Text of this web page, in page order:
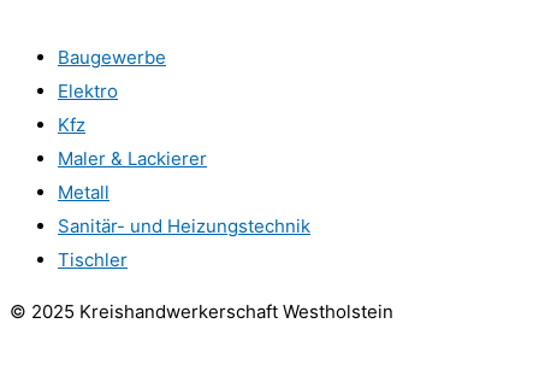
Baugewerbe
Elektro
Kfz
Maler & Lackierer
Metall
Sanitär- und Heizungstechnik
Tischler
© 2025 Kreishandwerkerschaft Westholstein